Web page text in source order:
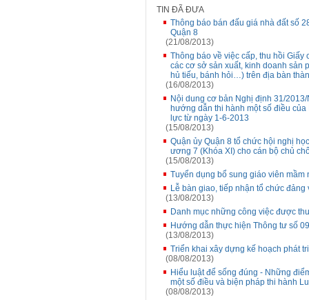
TIN ĐÃ ĐƯA
Thông báo bán đấu giá nhà đất số
Quận 8
(21/08/2013)
Thông báo về việc cấp, thu hồi
các cơ sở sản xuất, kinh doanh sản
hủ tiếu, bánh hỏi…) trên địa bàn
(16/08/2013)
Nội dung cơ bản Nghị định 31/
hướng dẫn thi hành một số điều
lực từ ngày 1-6-2013
(15/08/2013)
Quận ủy Quận 8 tổ chức hội nghị
ương 7 (Khóa XI) cho cán bộ chủ
(15/08/2013)
Tuyển dụng bổ sung giáo viên
Lễ bàn giao, tiếp nhận tổ chức
(13/08/2013)
Danh mục những công việc được
Hướng dẫn thực hiện Thông tư số
(13/08/2013)
Triển khai xây dựng kế hoạch phát
(08/08/2013)
Hiểu luật để sống đúng - Những
một số điều và biện pháp thi hành
(08/08/2013)